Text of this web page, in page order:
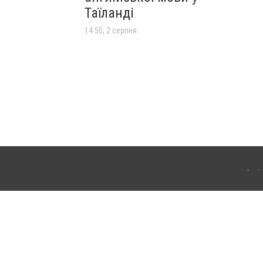
Таїланді
14:50, 2 серпня